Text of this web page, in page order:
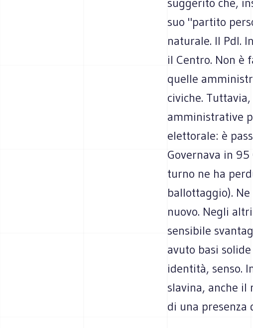
suo "partito
naturale. Il Pdl.
il Centro. Non è
quelle
civiche.
amministrative
elettorale: è
Governava in
turno ne ha
ballottaggio).
nuovo. Negli
sensibile
avuto basi
identità, senso.
slavina, anche il
di una